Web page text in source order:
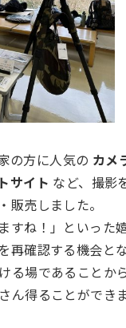
の方に人気の カメ
サイト など、撮影
販売しました。
すね！」といった
再確認する機会と
る場であることか
ん得ることができ